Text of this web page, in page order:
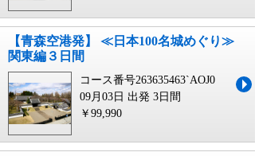
【青森空港発】 ≪日本100名城めぐり≫
関東編３日間
コース番号263635463`AOJ0
09月03日 出発 3日間
￥99,990